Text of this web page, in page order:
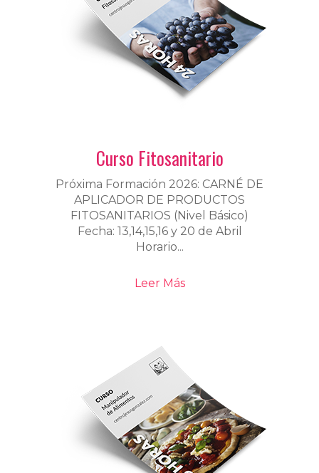
Curso Fitosanitario
Próxima Formación 2026: CARNÉ DE
APLICADOR DE PRODUCTOS
FITOSANITARIOS (Nivel Básico)
Fecha: 13,14,15,16 y 20 de Abril
Horario...
Leer Más